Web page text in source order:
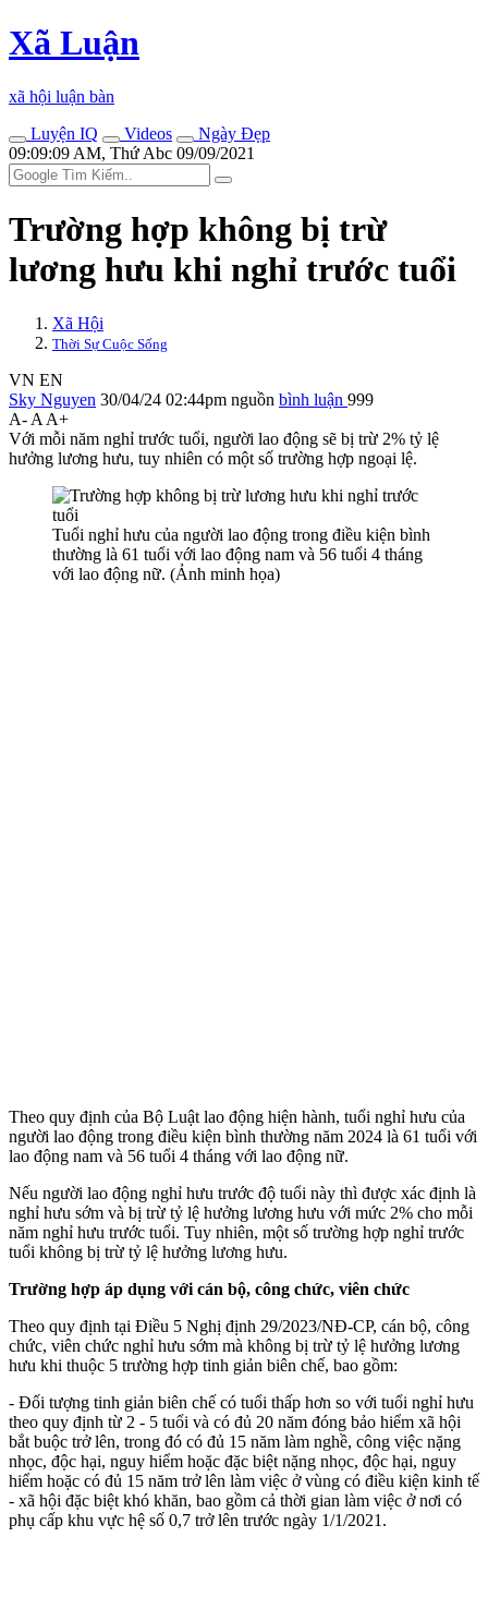
Xã Luận
xã hội luận bàn
Luyện IQ
Videos
Ngày Đẹp
09:09:09 AM, Thứ Abc 09/09/2021
Trường hợp không bị trừ
lương hưu khi nghỉ trước tuổi
Xã Hội
Thời Sự Cuộc Sống
VN EN
Sky Nguyen 30/04/24 02:44pm nguồn bình luận 999
A- A A+
Với mỗi năm nghỉ trước tuổi, người lao động sẽ bị trừ 2% tỷ lệ
hưởng lương hưu, tuy nhiên có một số trường hợp ngoại lệ.
Tuổi nghỉ hưu của người lao động trong điều kiện bình
thường là 61 tuổi với lao động nam và 56 tuổi 4 tháng
với lao động nữ. (Ảnh minh họa)
Theo quy định của Bộ Luật lao động hiện hành, tuổi nghỉ hưu của
người lao động trong điều kiện bình thường năm 2024 là 61 tuổi với
lao động nam và 56 tuổi 4 tháng với lao động nữ.
Nếu người lao động nghỉ hưu trước độ tuổi này thì được xác định là
nghỉ hưu sớm và bị trừ tỷ lệ hưởng lương hưu với mức 2% cho mỗi
năm nghỉ hưu trước tuổi. Tuy nhiên, một số trường hợp nghỉ trước
tuổi không bị trừ tỷ lệ hưởng lương hưu.
Trường hợp áp dụng với cán bộ, công chức, viên chức
Theo quy định tại Điều 5 Nghị định 29/2023/NĐ-CP, cán bộ, công
chức, viên chức nghỉ hưu sớm mà không bị trừ tỷ lệ hưởng lương
hưu khi thuộc 5 trường hợp tinh giản biên chế, bao gồm:
- Đối tượng tinh giản biên chế có tuổi thấp hơn so với tuổi nghỉ hưu
theo quy định từ 2 - 5 tuổi và có đủ 20 năm đóng bảo hiểm xã hội
bắt buộc trở lên, trong đó có đủ 15 năm làm nghề, công việc nặng
nhọc, độc hại, nguy hiểm hoặc đặc biệt nặng nhọc, độc hại, nguy
hiểm hoặc có đủ 15 năm trở lên làm việc ở vùng có điều kiện kinh tế
- xã hội đặc biệt khó khăn, bao gồm cả thời gian làm việc ở nơi có
phụ cấp khu vực hệ số 0,7 trở lên trước ngày 1/1/2021.